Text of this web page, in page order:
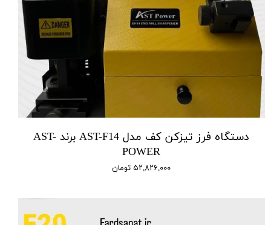
دستگاه فرز تیزکن کف مدل AST-F14 برند AST-
POWER
۵۲,۸۲۶,۰۰۰ تومان